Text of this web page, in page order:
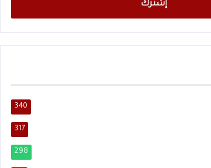
340
317
298